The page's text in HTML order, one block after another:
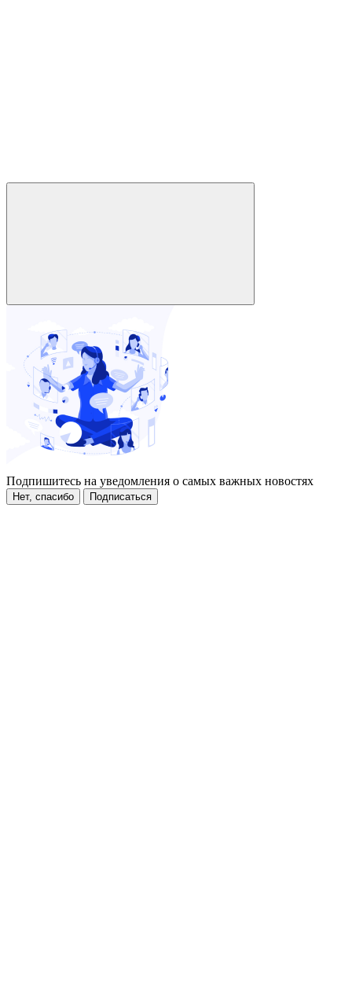
Подпишитесь на уведомления о самых важных новостях
Нет, спасибо Подписаться